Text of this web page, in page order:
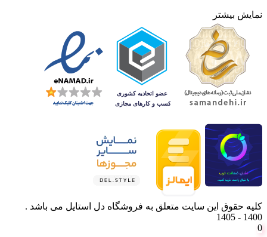
نمایش بیشتر
کلیه حقوق این سایت متعلق به فروشگاه دل استایل می باشد .
1400 - 1405
0